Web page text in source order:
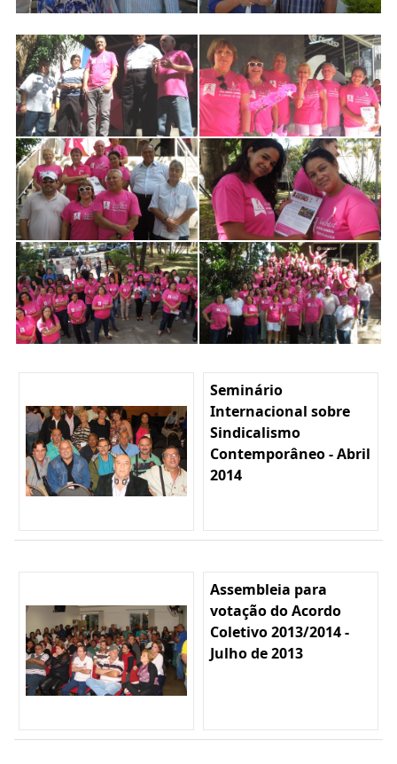
Seminário
Internacional sobre
Sindicalismo
Contemporâneo - Abril
2014
Assembleia para
votação do Acordo
Coletivo 2013/2014 -
Julho de 2013